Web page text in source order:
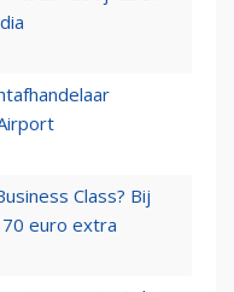
Class? Bij
euro extra